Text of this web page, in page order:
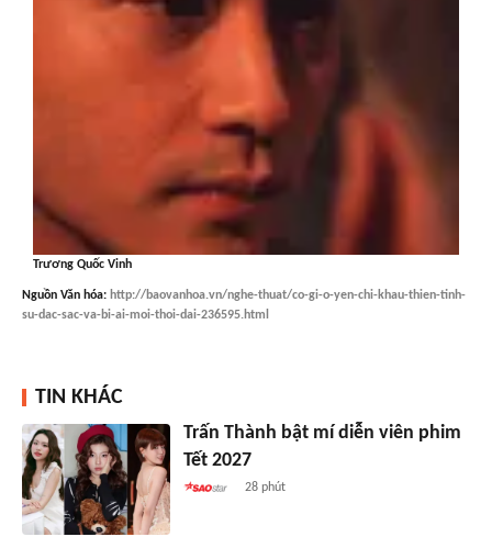
Trương Quốc Vinh
Nguồn Văn hóa: http://baovanhoa.vn/nghe-thuat/co-gi-o-yen-chi-khau-thien-tinh-
su-dac-sac-va-bi-ai-moi-thoi-dai-236595.html
TIN KHÁC
Trấn Thành bật mí diễn viên phim
Tết 2027
28 phút